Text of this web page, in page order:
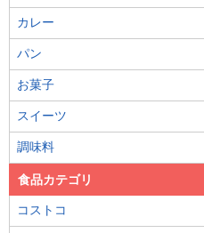
カレー
パン
お菓子
スイーツ
調味料
食品カテゴリ
コストコ